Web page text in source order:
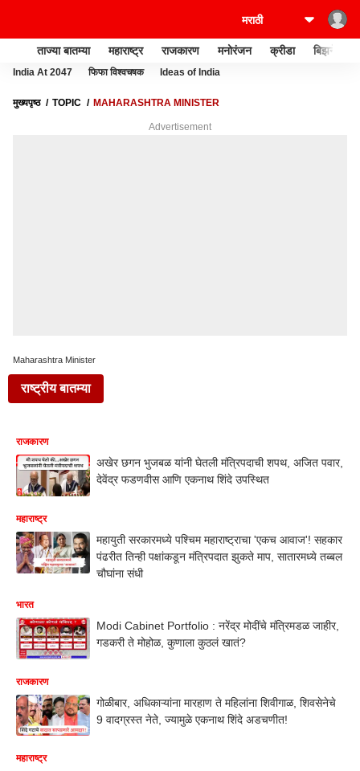
ताज्या बातम्या महाराष्ट्र राजकारण मनोरंजन क्रीडा बिझनेस
India At 2047 फिफा विश्वचषक Ideas of India
मुख्यपृष्ठ TOPIC MAHARASHTRA MINISTER
Advertisement
Maharashtra Minister
राष्ट्रीय बातम्या
राजकारण
अखेर छगन भुजबळ यांनी घेतली मंत्रिपदाची शपथ, अजित पवार,
देवेंद्र फडणवीस आणि एकनाथ शिंदे उपस्थित
महाराष्ट्र
महायुती सरकारमध्ये पश्चिम महाराष्ट्राचा 'एकच आवाज'! सहकार
पंढरीत तिन्ही पक्षांकडून मंत्रिपदात झुकते माप, सातारमध्ये तब्बल
चौघांना संधी
भारत
Modi Cabinet Portfolio : नरेंद्र मोदींचे मंत्रिमडळ जाहीर,
गडकरी ते मोहोळ, कुणाला कुठलं खातं?
राजकारण
गोळीबार, अधिकाऱ्यांना मारहाण ते महिलांना शिवीगाळ, शिवसेनेचे
9 वादग्रस्त नेते, ज्यामुळे एकनाथ शिंदे अडचणीत!
महाराष्ट्र